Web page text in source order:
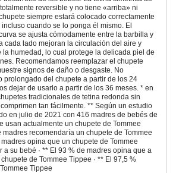
reversible y no tiene «arriba» ni
siempre estará colocado correctamente
cuando se lo ponga él mismo. El
se ajusta cómodamente entre la barbilla y
cada lado mejoran la circulación del aire y
la humedad, lo cual protege la delicada piel de
Recomendamos reemplazar el chupete
signos de daño o desgaste. No
prolongado del chupete a partir de los 24
dejar de usarlo a partir de los 36 meses. * en
tradicionales de tetina redonda sin
tan fácilmente. ** Según un estudio
en julio de 2021 con 416 madres de bebés de
usan actualmente un chupete de Tommee
madres recomendaría un chupete de Tommee
opina que un chupete de Tommee
a su bebé · ** El 93 % de madres opina que a
de Tommee Tippee · ** El 97,5 %
Tippee